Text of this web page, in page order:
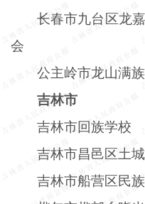
长春市九台区龙
会
公主岭市龙山满
吉林市
吉林市回族学校
吉林市昌邑区土
吉林市船营区民